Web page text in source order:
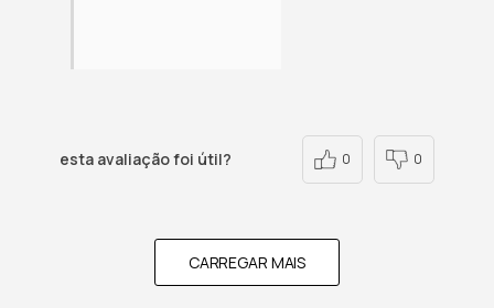
esta avaliação foi útil? 0 0
CARREGAR MAIS